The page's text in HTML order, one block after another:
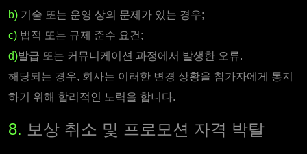
b) 기술 또는 운영 상의 문제가 있는 경우;
c) 법적 또는 규제 준수 요건;
d)발급 또는 커뮤니케이션 과정에서 발생한 오류.
해당되는 경우, 회사는 이러한 변경 상황을 참가자에게 통지
하기 위해 합리적인 노력을 합니다.
8. 보상 취소 및 프로모션 자격 박탈